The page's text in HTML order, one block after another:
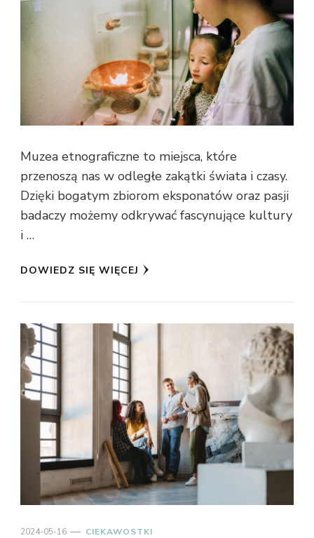
Muzea etnograficzne to miejsca, które
przenoszą nas w odległe zakątki świata i czasy.
Dzięki bogatym zbiorom eksponatów oraz pasji
badaczy możemy odkrywać fascynujące kultury
i …
DOWIEDZ SIĘ WIĘCEJ
2024-05-16 CIEKAWOSTKI